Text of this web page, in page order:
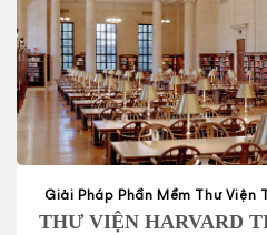
Giải Pháp Phần Mềm Thư Viện
THƯ VIỆN HARVARD